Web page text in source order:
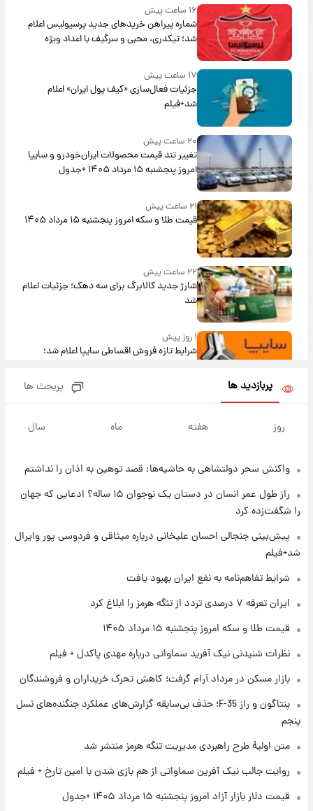
۱۶ ساعت پیش
شماره پیراهن خریدهای جدید پرسپولیس اعلام
شد؛ تیکدری، محبی و سرگیف با اعداد ویژه
۱۷ ساعت پیش
جزئیات فعال‌سازی «کیف پول ایران» اعلام
شد+فیلم
۲۰ ساعت پیش
تغییر تند قیمت محصولات ایران‌خودرو و سایپا
امروز پنجشنبه ۱۵ مرداد ۱۴۰۵ +جدول
۲۱ ساعت پیش
قیمت طلا و سکه امروز پنجشنبه ۱۵ مرداد ۱۴۰۵
۲۲ ساعت پیش
شارژ جدید کالابرگ برای سه دهک؛ جزئیات اعلام
شد
۱ روز پیش
شرایط تازه فروش اقساطی سایپا اعلام شد؛
قیمت سکه و طلا فردا
۱ روز پیش
۱ روز پیش
فال روزانه واقعی پنجشنبه ۱۵ مرداد ۱۴۰۵
ارزش سهام عدالت برای امروز چهارشنبه ۱۴ مرداد
آغاز طرح جدید فروش مشارکت در تولید سایپا؛
سود مشارکت چند درصد است؟
پربازدید ها پربحث ها
روز هفته ماه سال
واکنش سحر دولتشاهی به حاشیه‌ها: قصد توهین به اذان را نداشتم
راز طول عمر انسان در دستان یک نوجوان ۱۵ ساله؟ ادعایی که جهان
را شگفت‌زده کرد
پیش‌بینی جنجالی احسان علیخانی درباره میثاقی و فردوسی پور وایرال
شد+فیلم
شرایط تفاهم‌نامه به نفع ایران بهبود یافت
ایران تعرفه ۷ درصدی تردد از تنگه هرمز را ابلاغ کرد
قیمت طلا و سکه امروز پنجشنبه ۱۵ مرداد ۱۴۰۵
نظرات شنیدنی نیک آفرید سماواتی درباره مهدی پاکدل + فیلم
بازار مسکن در مرداد آرام گرفت؛ کاهش تحرک خریداران و فروشندگان
پنتاگون و راز F-35؛ حذف بی‌سابقه گزارش‌های عملکرد جنگنده‌های نسل
پنجم
متن اولیۀ طرح راهبردی مدیریت تنگه هرمز منتشر شد
روایت جالب نیک آفرین سماواتی از هم بازی شدن با امین تارخ + فیلم
قیمت دلار بازار آزاد امروز پنجشنبه ۱۵ مرداد ۱۴۰۵ +جدول